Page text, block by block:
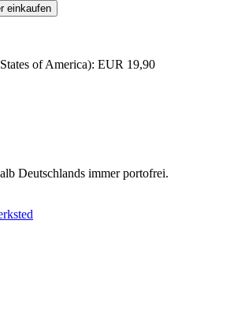
einkaufen
of America): EUR 19,90
Deutschlands immer portofrei.